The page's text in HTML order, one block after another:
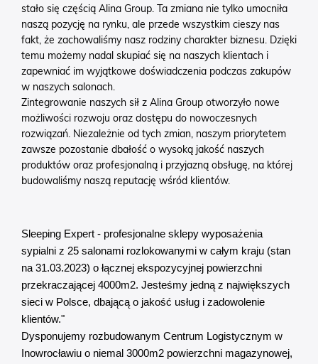
stało się częścią Alina Group. Ta zmiana nie tylko umocniła
naszą pozycję na rynku, ale przede wszystkim cieszy nas
fakt, że zachowaliśmy nasz rodziny charakter biznesu. Dzięki
temu możemy nadal skupiać się na naszych klientach i
zapewniać im wyjątkowe doświadczenia podczas zakupów
w naszych salonach.
Zintegrowanie naszych sił z Alina Group otworzyło nowe
możliwości rozwoju oraz dostępu do nowoczesnych
rozwiązań. Niezależnie od tych zmian, naszym priorytetem
zawsze pozostanie dbałość o wysoką jakość naszych
produktów oraz profesjonalną i przyjazną obsługę, na której
budowaliśmy naszą reputację wśród klientów.
Sleeping Expert - profesjonalne sklepy wyposażenia
sypialni z 25 salonami rozlokowanymi w całym kraju (stan
na 31.03.2023) o łącznej ekspozycyjnej powierzchni
przekraczającej 4000m2. Jesteśmy jedną z największych
sieci w Polsce, dbającą o jakość usług i zadowolenie
klientów."
Dysponujemy rozbudowanym Centrum Logistycznym w
Inowrocławiu o niemal 3000m2 powierzchni magazynowej,